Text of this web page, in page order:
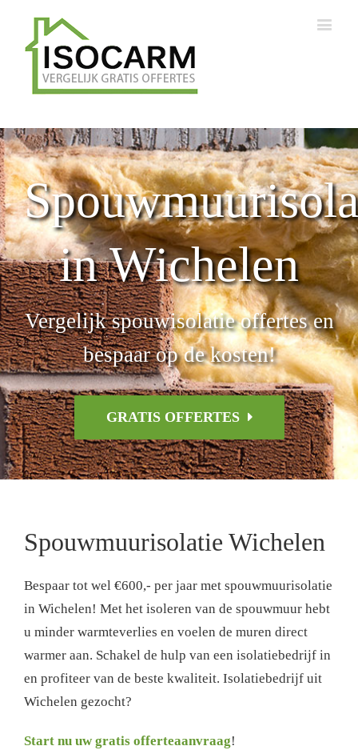
in Wichelen
Vergelijk spouwisolatie offertes en
bespaar op de kosten!
GRATIS OFFERTES
Spouwmuurisolatie Wichelen
Bespaar tot wel €600,- per jaar met spouwmuurisolatie
in Wichelen! Met het isoleren van de spouwmuur hebt
u minder warmteverlies en voelen de muren direct
warmer aan. Schakel de hulp van een isolatiebedrijf in
en profiteer van de beste kwaliteit. Isolatiebedrijf uit
Wichelen gezocht?
Start nu uw gratis offerteaanvraag!